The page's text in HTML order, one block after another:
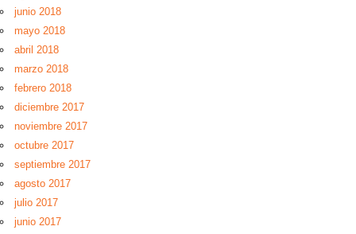
junio 2018
mayo 2018
abril 2018
marzo 2018
febrero 2018
diciembre 2017
noviembre 2017
octubre 2017
septiembre 2017
agosto 2017
julio 2017
junio 2017